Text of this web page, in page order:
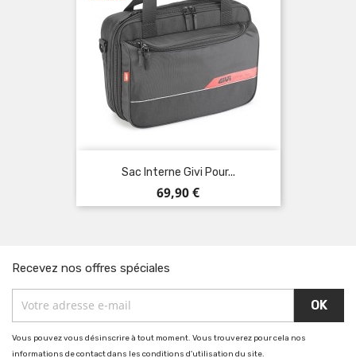
Sac Interne Givi Pour...
Prix
69,90 €
Recevez nos offres spéciales
Vous pouvez vous désinscrire à tout moment. Vous trouverez pour cela nos
informations de contact dans les conditions d'utilisation du site.